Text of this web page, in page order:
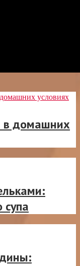
в домашних
супа